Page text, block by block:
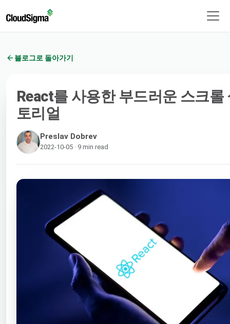
블로그로 돌아가기
React를 사용한 부드러운 스크롤
토리얼
Preslav Dobrev
2022-10-05 · 9 min read